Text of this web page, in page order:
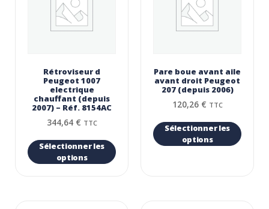
Rétroviseur d
Peugeot 1007
electrique
chauffant (depuis
2007) – Réf. 8154AC
344,64 € TTC
Sélectionner les
options
Pare boue avant aile
avant droit Peugeot
207 (depuis 2006)
120,26 € TTC
Sélectionner les
options